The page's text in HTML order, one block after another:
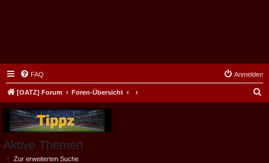
FAQ Anmelden
[OATZ] Forum Foren-Übersicht
Aktive Themen
Zur erweiterten Suche